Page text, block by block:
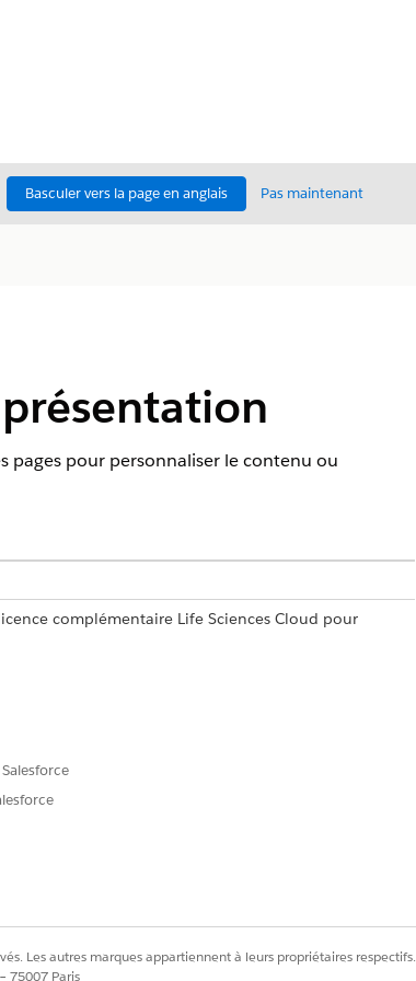
Basculer vers la page en anglais Pas maintenant
pages pour personnaliser le contenu ou
complémentaire Life Sciences Cloud pour
de fichier détermine l'ordre de la page.
pages manuellement.
.
Les autres marques appartiennent à leurs propriétaires respectifs.
75007 Paris